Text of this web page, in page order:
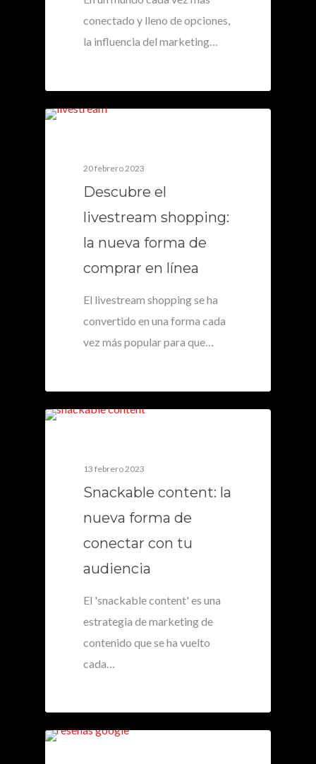
conectado y lleno de opciones,
la influencia del marketing…
20 febrero 2023
Descubre el
livestream shopping:
la nueva forma de
comprar en línea
El livestream shopping se ha
convertido en una forma cada
vez más popular para que…
13 febrero 2023
Snackable content: la
nueva forma de
conectar con tu
audiencia
El 'snackable content' es una
estrategia de marketing de
contenido que se ha vuelto
cada…